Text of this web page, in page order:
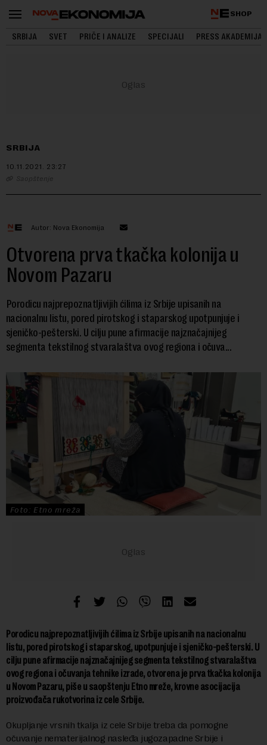
SHOP
SRBIJA SVET PRIČE I ANALIZE SPECIJALI PRESS AKADEMIJA
SRBIJA
10.11.2021. 23:27
Saopštenje
Autor: Nova Ekonomija
Otvorena prva tkačka kolonija u
Novom Pazaru
Porodicu najprepoznatljivijih ćilima iz Srbije upisanih na
nacionalnu listu, pored pirotskog i staparskog upotpunjuje i
sjeničko-pešterski. U cilju pune afirmacije najznačajnijeg
segmenta tekstilnog stvaralaštva ovog regiona i očuva...
Foto: Etno mreža
Porodicu najprepoznatljivijih ćilima iz Srbije upisanih na nacionalnu
listu, pored pirotskog i staparskog, upotpunjuje i sjeničko-pešterski. U
cilju pune afirmacije najznačajnijeg segmenta tekstilnog stvaralaštva
ovog regiona i očuvanja tehnike izrade, otvorena je prva tkačka kolonija
u Novom Pazaru, piše u saopštenju Etno mreže, krovne asocijacija
proizvođača rukotvorina iz cele Srbije.
Okupljanje vrsnih tkalja iz cele Srbije treba da pomogne
očuvanje nematerijalnog nasleđa jugozapadne Srbije i